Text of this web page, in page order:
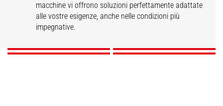
macchine vi offrono soluzioni perfettamente adattate
alle vostre esigenze, anche nelle condizioni più
impegnative.
pesante per la Difesa
aeronautica
manutenzione per la
Difesa
SCOPRI
Difesa: logistica
leggera e media
SCOPRI